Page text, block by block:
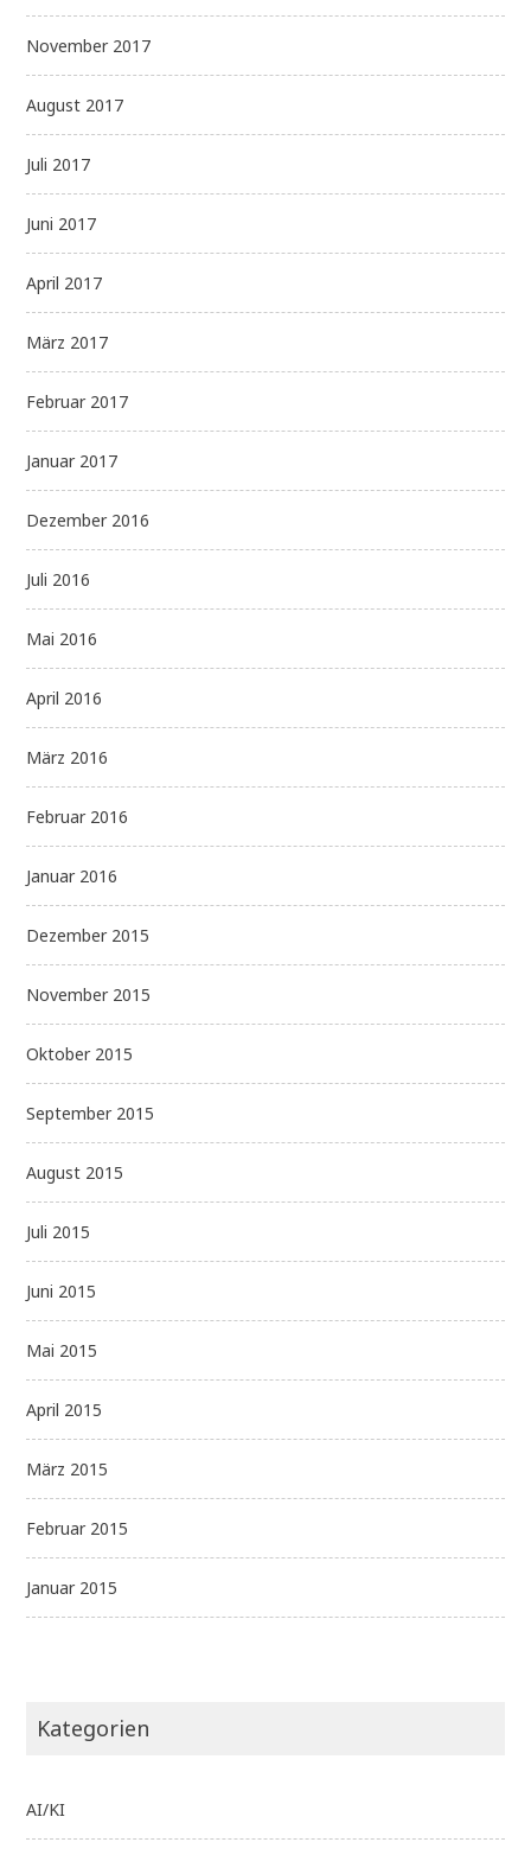
November 2017
August 2017
Juli 2017
Juni 2017
April 2017
März 2017
Februar 2017
Januar 2017
Dezember 2016
Juli 2016
Mai 2016
April 2016
März 2016
Februar 2016
Januar 2016
Dezember 2015
November 2015
Oktober 2015
September 2015
August 2015
Juli 2015
Juni 2015
Mai 2015
April 2015
März 2015
Februar 2015
Januar 2015
Kategorien
AI/KI